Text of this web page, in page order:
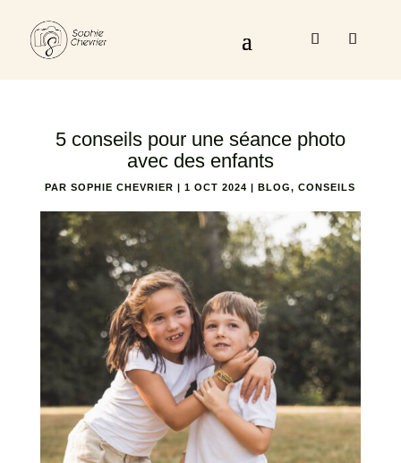
5 conseils pour une séance photo
avec des enfants
PARSOPHIE CHEVRIER |1 OCT 2024 |BLOG,CONSEILS